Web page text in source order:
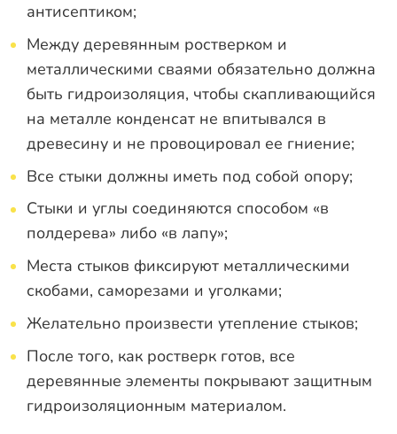
антисептиком;
Между деревянным ростверком и
металлическими сваями обязательно должна
быть гидроизоляция, чтобы скапливающийся
на металле конденсат не впитывался в
древесину и не провоцировал ее гниение;
Все стыки должны иметь под собой опору;
Стыки и углы соединяются способом «в
полдерева» либо «в лапу»;
Места стыков фиксируют металлическими
скобами, саморезами и уголками;
Желательно произвести утепление стыков;
После того, как ростверк готов, все
деревянные элементы покрывают защитным
гидроизоляционным материалом.